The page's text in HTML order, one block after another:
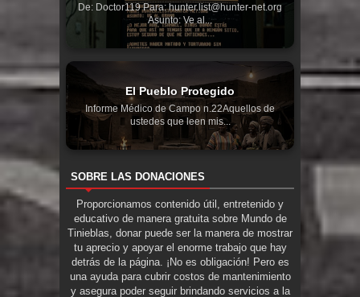
De: Doctor119 Para: hunter.list@hunter-net.org
Asunto: Ve al...
El Pueblo Protegido
Informe Médico de Campo n.22Aquellos de
ustedes que leen mis...
SOBRE LAS DONACIONES
Proporcionamos contenido útil, entretenido y
educativo de manera gratuita sobre Mundo de
Tinieblas, donar puede ser la manera de mostrar
tu aprecio y apoyar el enorme trabajo que hay
detrás de la página. ¡No es obligación! Pero es
una ayuda para cubrir costos de mantenimiento
y asegura poder seguir brindando servicios a la